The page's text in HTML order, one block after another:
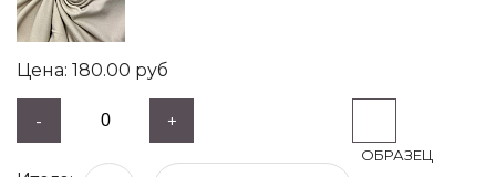
180.00 руб
- +